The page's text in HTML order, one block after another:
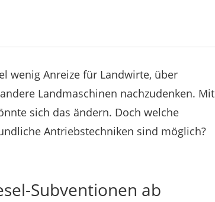
wenig Anreize für Landwirte, über
Landmaschinen nachzudenken. Mit
sich das ändern. Doch welche
Antriebstechniken sind möglich?
Subventionen ab